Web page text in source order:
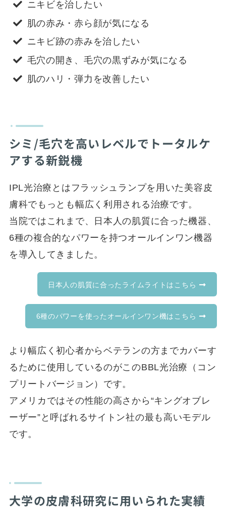
ニキビを治したい
肌の赤み・赤ら顔が気になる
ニキビ跡の赤みを治したい
毛穴の開き、毛穴の黒ずみが気になる
肌のハリ・弾力を改善したい
シミ/毛穴を高いレベルでトータルケ
アする新鋭機
IPL光治療とはフラッシュランプを用いた美容皮
膚科でもっとも幅広く利用される治療です。
当院ではこれまで、日本人の肌質に合った機器、
6種の複合的なパワーを持つオールインワン機器
を導入してきました。
日本人の肌質に合ったライムライトはこちら
6種のパワーを使ったオールインワン機はこちら
より幅広く初心者からベテランの方までカバーす
るために使用しているのがこのBBL光治療（コン
プリートバージョン）です。
アメリカではその性能の高さから“キングオブレ
ーザー”と呼ばれるサイトン社の最も高いモデル
です。
大学の皮膚科研究に用いられた実績